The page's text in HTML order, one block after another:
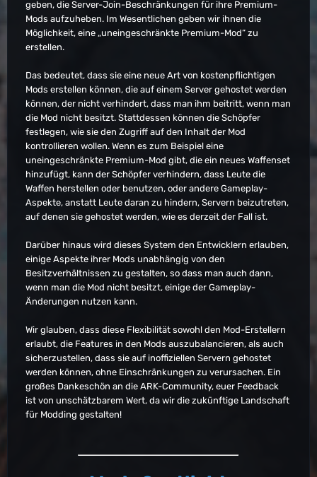
geben, die Server-Join-Beschränkungen für ihre Premium-
Mods aufzuheben. Im Wesentlichen geben wir ihnen die
Möglichkeit, eine „uneingeschränkte Premium-Mod“ zu
erstellen.
Das bedeutet, dass sie eine neue Art von kostenpflichtigen
Mods erstellen können, die auf einem Server gehostet werden
können, der nicht verhindert, dass man ihm beitritt, wenn man
die Mod nicht besitzt. Stattdessen können die Schöpfer
festlegen, wie sie den Zugriff auf den Inhalt der Mod
kontrollieren wollen. Wenn es zum Beispiel eine
uneingeschränkte Premium-Mod gibt, die ein neues Waffenset
hinzufügt, kann der Schöpfer verhindern, dass Leute die
Waffen herstellen oder benutzen, oder andere Gameplay-
Aspekte, anstatt Leute daran zu hindern, Servern beizutreten,
auf denen sie gehostet werden, wie es derzeit der Fall ist.
Darüber hinaus wird dieses System den Entwicklern erlauben,
einige Aspekte ihrer Mods unabhängig von den
Besitzverhältnissen zu gestalten, so dass man auch dann,
wenn man die Mod nicht besitzt, einige der Gameplay-
Änderungen nutzen kann.
Wir glauben, dass diese Flexibilität sowohl den Mod-Erstellern
erlaubt, die Features in den Mods auszubalancieren, als auch
sicherzustellen, dass sie auf inoffiziellen Servern gehostet
werden können, ohne Einschränkungen zu verursachen. Ein
großes Dankeschön an die ARK-Community, euer Feedback
ist von unschätzbarem Wert, da wir die zukünftige Landschaft
für Modding gestalten!